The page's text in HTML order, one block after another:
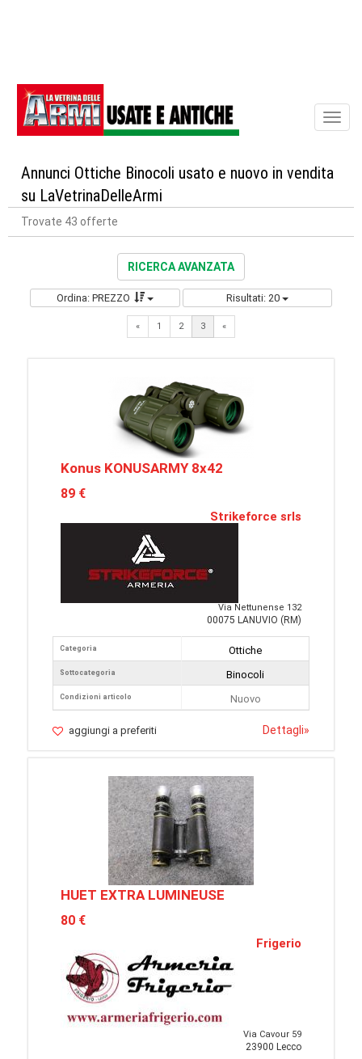
Annunci Ottiche Binocoli usato e nuovo in vendita
su LaVetrinaDelleArmi
Trovate 43 offerte
RICERCA AVANZATA
Ordina: PREZZO Risultati: 20
«Previous
1 2 3 «
Konus KONUSARMY 8x42
89 €
Strikeforce srls
Via Nettunense 132
00075 LANUVIO (RM)
Categoria
Sottocategoria
Condizioni articolo
Ottiche
Binocoli
Nuovo
aggiungi a preferiti Dettagli»
HUET EXTRA LUMINEUSE
80 €
Frigerio
Via Cavour 59
23900 Lecco